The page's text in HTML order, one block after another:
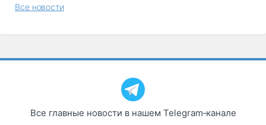
Все новости
Все главные новости в нашем Telegram‑канале